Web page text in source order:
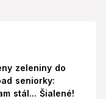
zeleniny do
seniorky:
stál... Šialené!